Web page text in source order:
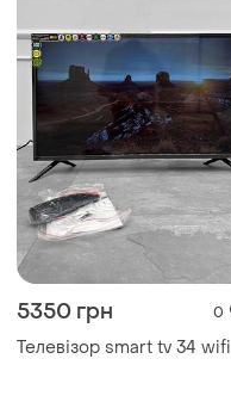
5350 грн 0
Телевізор smart tv 34 wifi